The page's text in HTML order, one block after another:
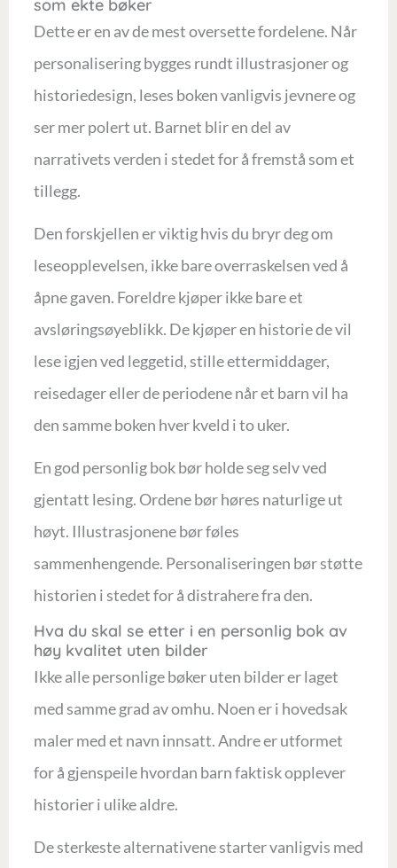
som ekte bøker
Dette er en av de mest oversette fordelene. Når
personalisering bygges rundt illustrasjoner og
historiedesign, leses boken vanligvis jevnere og
ser mer polert ut. Barnet blir en del av
narrativets verden i stedet for å fremstå som et
tillegg.
Den forskjellen er viktig hvis du bryr deg om
leseopplevelsen, ikke bare overraskelsen ved å
åpne gaven. Foreldre kjøper ikke bare et
avsløringsøyeblikk. De kjøper en historie de vil
lese igjen ved leggetid, stille ettermiddager,
reisedager eller de periodene når et barn vil ha
den samme boken hver kveld i to uker.
En god personlig bok bør holde seg selv ved
gjentatt lesing. Ordene bør høres naturlige ut
høyt. Illustrasjonene bør føles
sammenhengende. Personaliseringen bør støtte
historien i stedet for å distrahere fra den.
Hva du skal se etter i en personlig bok av
høy kvalitet uten bilder
Ikke alle personlige bøker uten bilder er laget
med samme grad av omhu. Noen er i hovedsak
maler med et navn innsatt. Andre er utformet
for å gjenspeile hvordan barn faktisk opplever
historier i ulike aldre.
De sterkeste alternativene starter vanligvis med